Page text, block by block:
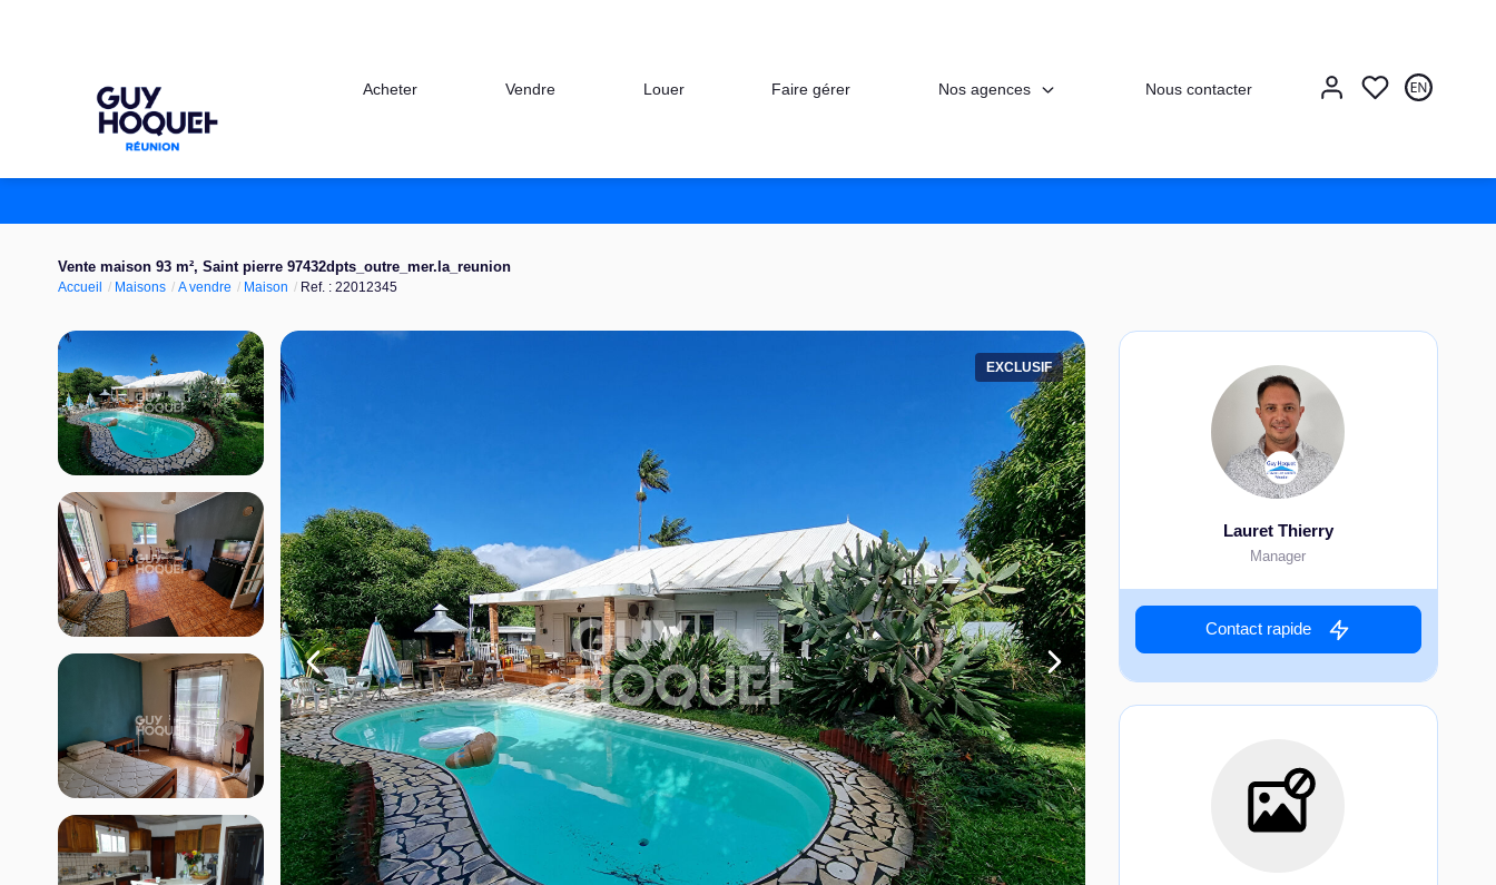
Acheter Vendre Louer Faire gérer Nos agences Nous contacter
Vente maison 93 m², Saint pierre 97432dpts_outre_mer.la_reunion
Accueil Maisons A vendre Maison Ref. : 22012345
EXCLUSIF
Lauret Thierry
Manager
Contact rapide